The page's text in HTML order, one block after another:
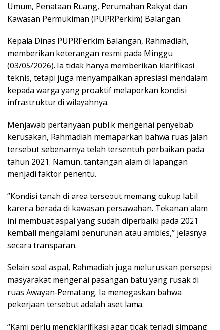
Umum, Penataan Ruang, Perumahan Rakyat dan
Kawasan Permukiman (PUPRPerkim) Balangan.
​Kepala Dinas PUPRPerkim Balangan, Rahmadiah,
memberikan keterangan resmi pada Minggu
(03/05/2026). Ia tidak hanya memberikan klarifikasi
teknis, tetapi juga menyampaikan apresiasi mendalam
kepada warga yang proaktif melaporkan kondisi
infrastruktur di wilayahnya.
​Menjawab pertanyaan publik mengenai penyebab
kerusakan, Rahmadiah memaparkan bahwa ruas jalan
tersebut sebenarnya telah tersentuh perbaikan pada
tahun 2021. Namun, tantangan alam di lapangan
menjadi faktor penentu.
​”Kondisi tanah di area tersebut memang cukup labil
karena berada di kawasan persawahan. Tekanan alam
ini membuat aspal yang sudah diperbaiki pada 2021
kembali mengalami penurunan atau ambles,” jelasnya
secara transparan.
​Selain soal aspal, Rahmadiah juga meluruskan persepsi
masyarakat mengenai pasangan batu yang rusak di
ruas Awayan-Pematang. Ia menegaskan bahwa
pekerjaan tersebut adalah aset lama.
​“Kami perlu mengklarifikasi agar tidak terjadi simpang